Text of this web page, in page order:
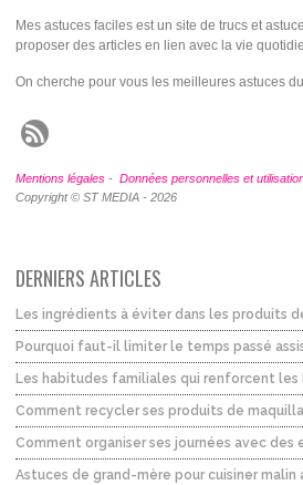
Mes astuces faciles est un site de trucs et
proposer des articles en lien avec la vie
On cherche pour vous les meilleures astuces
Mentions légales - Données personnelles et
Copyright © ST MEDIA - 2026
DERNIERS ARTICLES
Les ingrédients à éviter dans les produits
Pourquoi faut-il limiter le temps passé
Les habitudes familiales qui renforcent les
Comment recycler ses produits de
Comment organiser ses journées avec des
Astuces de grand-mère pour cuisiner